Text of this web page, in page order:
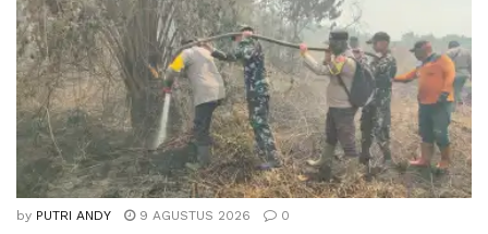
by PUTRI ANDY 9 AGUSTUS 2026 0